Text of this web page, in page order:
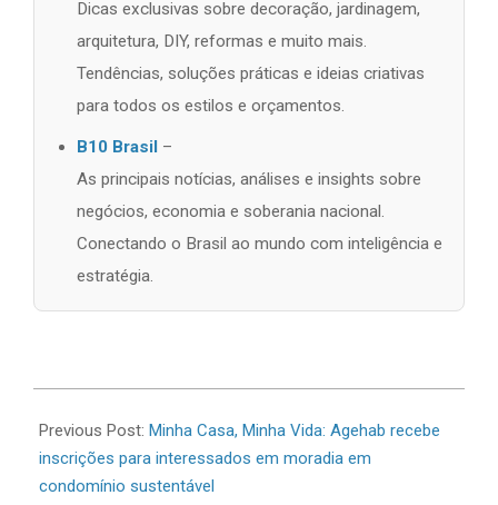
Dicas exclusivas sobre decoração, jardinagem,
arquitetura, DIY, reformas e muito mais.
Tendências, soluções práticas e ideias criativas
para todos os estilos e orçamentos.
B10 Brasil –
As principais notícias, análises e insights sobre
negócios, economia e soberania nacional.
Conectando o Brasil ao mundo com inteligência e
estratégia.
06-
23
Previous Post: Minha Casa, Minha Vida: Agehab recebe
inscrições para interessados em moradia em
condomínio sustentável